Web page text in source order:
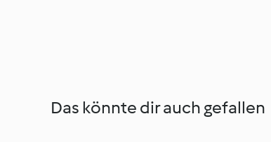
Das könnte dir auch gefallen